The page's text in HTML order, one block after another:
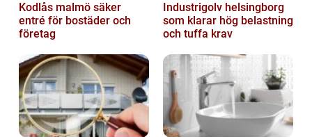
Kodlås malmö säker
entré för bostäder och
företag
Industrigolv helsingborg
som klarar hög belastning
och tuffa krav